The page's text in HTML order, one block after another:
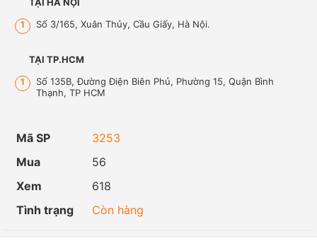
1 Số 3/165, Xuân Thủy, Cầu Giấy, Hà Nội.
TẠI TP.HCM
1
Số 135B, Đường Điện Biên Phủ, Phường 15, Quận Bình
Thạnh, TP HCM
Mã SP
3253
Mua
56
Xem
618
Tình trạng
Còn hàng